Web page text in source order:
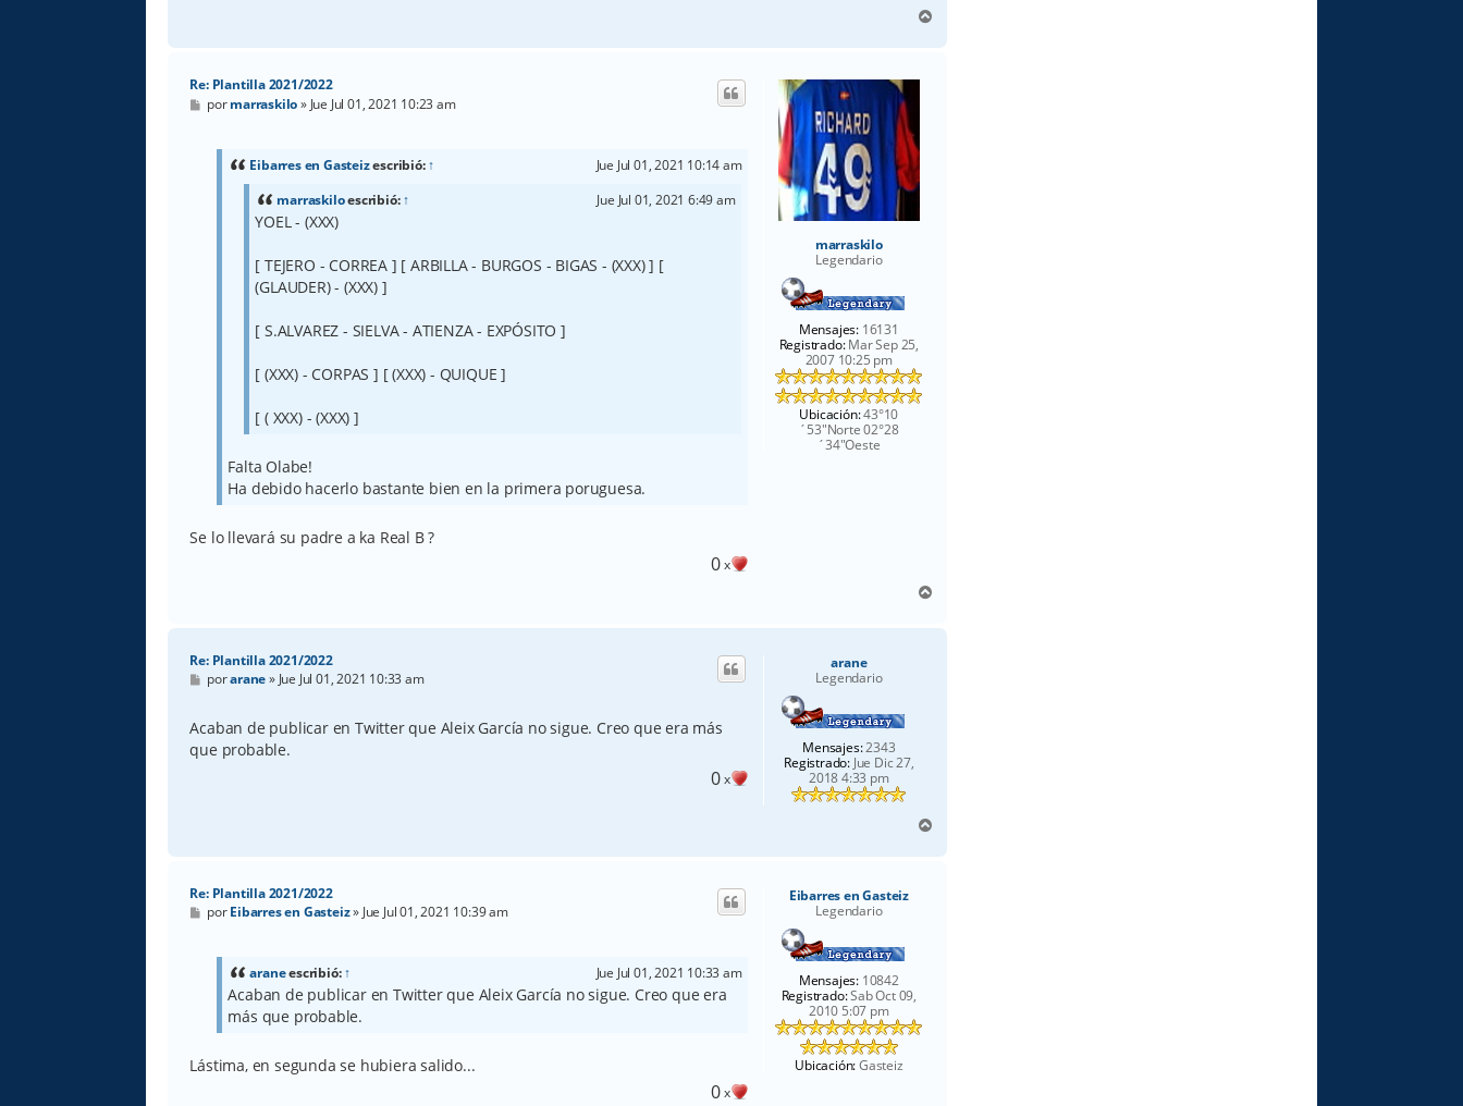
r
marraskilo
Legendario
Mensajes: 16131
Registrado:Mar Sep 25,
2007 10:25 pm
Ubicación:43°10
´53"Norte 02°28
´34"Oeste
Re: Plantilla 2021/2022
M
e
pormarraskilo» Jue Jul 01, 2021 10:23 am
Eibarres en Gasteizescribió:↑
Jue Jul 01, 2021 10:14 am
marraskiloescribió:↑ Jue Jul 01, 2021 6:49 am
YOEL - (XXX)
[ TEJERO - CORREA ] [ ARBILLA - BURGOS - BIGAS - (XXX) ] [
(GLAUDER) - (XXX) ]
[ S.ALVAREZ - SIELVA - ATIENZA - EXPÓSITO ]
[ (XXX) - CORPAS ] [ (XXX) - QUIQUE ]
[ ( XXX) - (XXX) ]
Falta Olabe!
Ha debido hacerlo bastante bien en la primera poruguesa.
Se lo llevará su padre a ka Real B ?
0x
r
arane
Legendario
Mensajes:2343
Registrado:Jue Dic 27,
2018 4:33 pm
Re: Plantilla 2021/2022
M
e
s
a
j
porarane»Jue Jul 01, 2021 10:33 am
Acaban de publicar en Twitter que Aleix García no sigue. Creo que era más
que probable.
0x
r
Eibarres en Gasteiz
Legendario
Mensajes: 10842
Registrado:Sab Oct 09,
2010 5:07 pm
Ubicación:Gasteiz
Re: Plantilla 2021/2022
M
e
porEibarres en Gasteiz»Jue Jul 01, 2021 10:39 am
araneescribió:↑ Jue Jul 01, 2021 10:33 am
Acaban de publicar en Twitter que Aleix García no sigue. Creo que era
más que probable.
Lástima, en segunda se hubiera salido...
0x